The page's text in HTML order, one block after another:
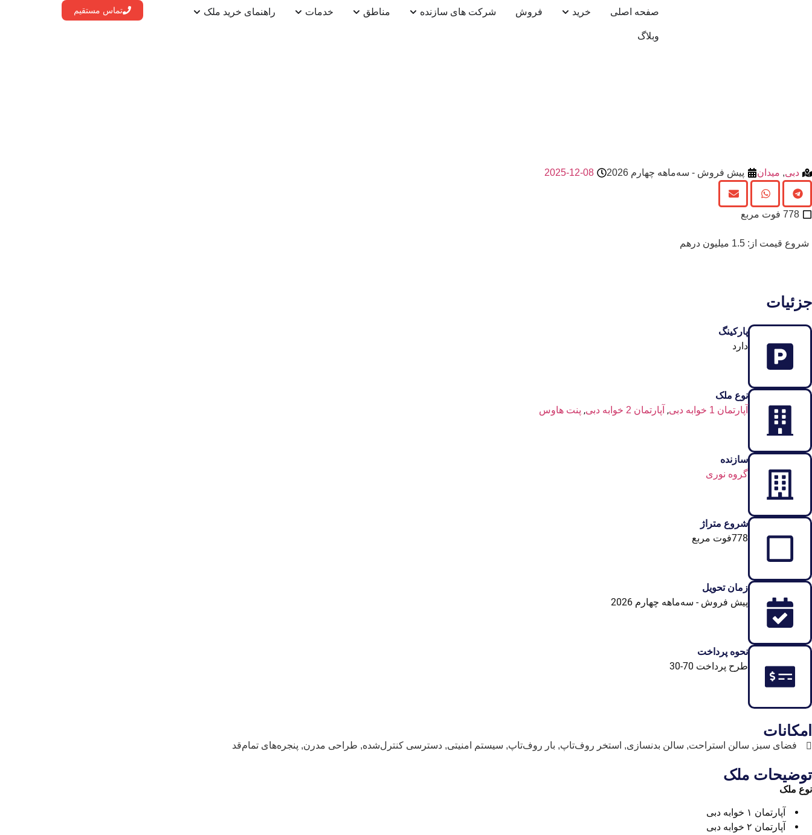
صفحه اصلی خرید فروش شرکت های سازنده مناطق خدمات راهنمای خرید ملک
وبلاگ
تماس مستقیم
دبی, میدان پیش فروش - سه‌ماهه چهارم 2026 2025-12-08
778 فوت مربع
شروع قیمت از: 1.5 میلیون درهم
جزئیات
پارکینگ
دارد
نوع ملک
آپارتمان 1 خوابه دبی
, آپارتمان 2 خوابه دبی , پنت هاوس
سازنده
گروه نوری
شروع متراژ
778فوت مربع
زمان تحویل
پیش فروش - سه‌ماهه چهارم 2026
نحوه پرداخت
طرح پرداخت 70-30
امکانات
فضای سبز, سالن استراحت, سالن بدنسازی, استخر روف‌تاپ, بار روف‌تاپ, سیستم امنیتی, دسترسی کنترل‌شده, طراحی مدرن, پنجره‌های تمام‌قد
توضیحات ملک
نوع ملک
آپارتمان ۱ خوابه دبی
آپارتمان ۲ خوابه دبی